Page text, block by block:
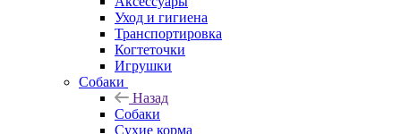
Уход и гигиена
Транспортировка
Когтеточки
Игрушки
Собаки
Назад
Собаки
Сухие корма